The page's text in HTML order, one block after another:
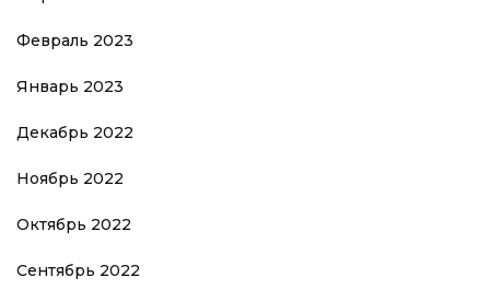
Февраль 2023
Январь 2023
Декабрь 2022
Ноябрь 2022
Октябрь 2022
Сентябрь 2022